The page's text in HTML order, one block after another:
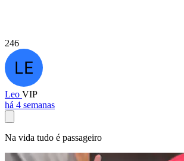
246
Leo VIP
há 4 semanas
Na vida tudo é passageiro